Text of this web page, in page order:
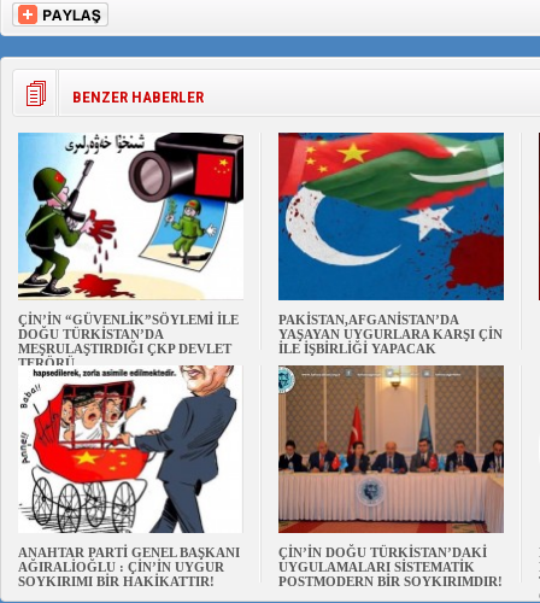
BENZER HABERLER
ÇİN’İN “GÜVENLİK”SÖYLEMİ İLE
DOĞU TÜRKİSTAN’DA
MEŞRULAŞTIRDIĞI ÇKP DEVLET
TERÖRÜ
PAKİSTAN,AFGANİSTAN’DA
YAŞAYAN UYGURLARA KARŞI ÇİN
İLE İŞBİRLİĞİ YAPACAK
ANAHTAR PARTİ GENEL BAŞKANI
AĞIRALİOĞLU : ÇİN’İN UYGUR
SOYKIRIMI BİR HAKİKATTIR!
ÇİN’İN DOĞU TÜRKİSTAN’DAKİ
UYGULAMALARI SİSTEMATİK
POSTMODERN BİR SOYKIRIMDIR!